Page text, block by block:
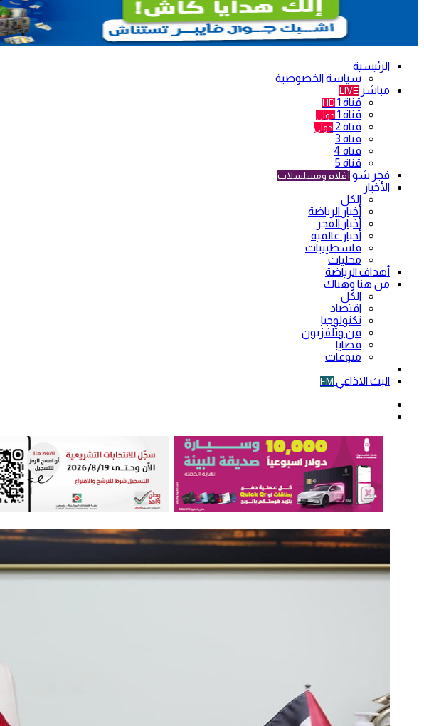
الرئيسية
سياسة الخصوصية
مباشر LIVE
قناة 1 HD
قناة 1 دولي
قناة 2 دولي
قناة 3
قناة 4
قناة 5
فجر شو أفلام ومسلسلات
الأخبار
الكل
أخبار الرياضة
أخبار الفجر
أخبار عالمية
فلسطينيات
محليات
أهداف الرياضة
من هنا وهناك
الكل
اقتصاد
تكنولوجيا
فن وتلفزيون
قضايا
منوعات
البث الاذاعي FM